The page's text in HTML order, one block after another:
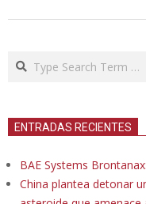
Search
ENTRADAS RECIENTES
BAE Systems
China plantea detonar